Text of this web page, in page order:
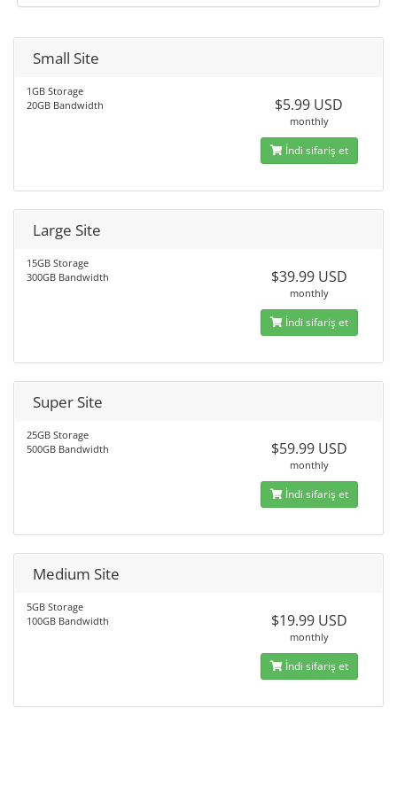
Small Site
1GB Storage
20GB Bandwidth
$5.99 USD
monthly
İndi sifariş et
Large Site
15GB Storage
300GB Bandwidth
$39.99 USD
monthly
İndi sifariş et
Super Site
25GB Storage
500GB Bandwidth
$59.99 USD
monthly
İndi sifariş et
Medium Site
5GB Storage
100GB Bandwidth
$19.99 USD
monthly
İndi sifariş et